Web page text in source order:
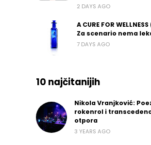
2 DAYS AGO
A CURE FOR
Za scenario nema
7 DAYS AGO
10 najčitanijih
Nikola Vranjković:
rokenrol i
otpora
3 YEARS AGO